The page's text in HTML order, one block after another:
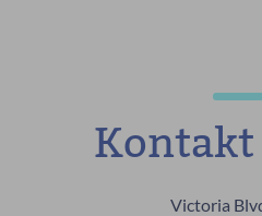
Kontakt
Victoria